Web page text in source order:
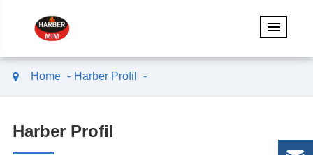
Home Harber Profil
Harber Profil